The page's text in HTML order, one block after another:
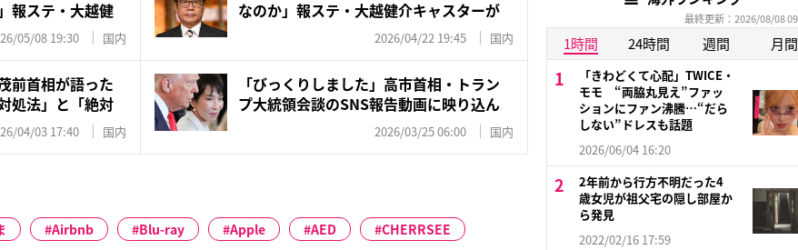
報ステ・大越健
05/08 19:30 国内
なのか」報ステ・大越健介キャスターが
2026/04/22 19:45 国内
前首相が語った
処法」と「絶対
04/03 17:40 国内
「びっくりしました」高市首相・トラン
プ大統領会談のSNS報告動画に映り込ん
2026/03/25 06:00 国内
Airbnb Blu-ray Apple AED
CHERRSEE
最終更新：2026/08/08
1時間 24時間 週間 月間
「きわどくて心配」TWICE・
モモ “両脇丸見え”ファッ
ションにファン沸騰…“だら
しない”ドレスも話題
2026/06/04 16:20
2年前から行方不明だった4
歳女児が祖父宅の隠し部屋か
ら発見
2022/02/16 17:59